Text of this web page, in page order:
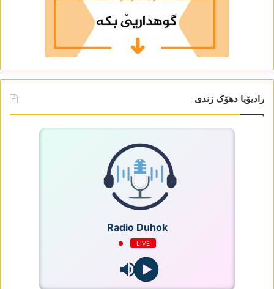
رادیۆیا دھۆک زندی
Radio Duhok
LIVE